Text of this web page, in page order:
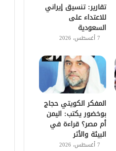
تقارير: تنسيق إيراني
للاعتداء على
السعودية
7 أغسطس، 2026
المفكر الكويتي حجاج
بوخضور يكتب: اليمن
أم مصر؟ قراءة في
البيئة والأثر
7 أغسطس، 2026